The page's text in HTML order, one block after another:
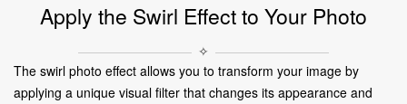
Apply the Swirl Effect to Your Photo
✧
The swirl photo effect allows you to transform your image by
applying a unique visual filter that changes its appearance and